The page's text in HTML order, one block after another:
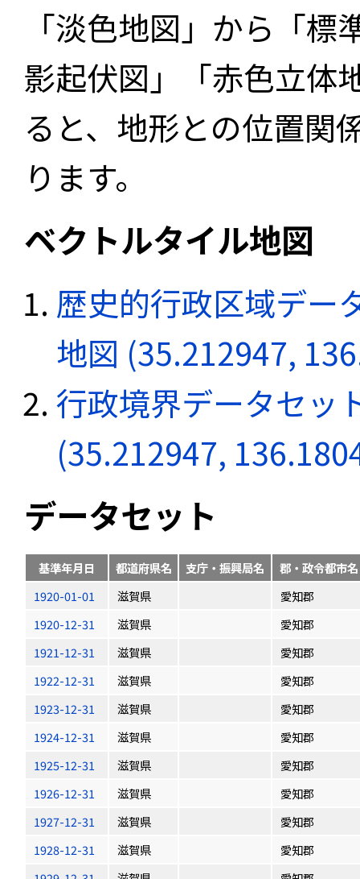
「淡色地図」から「
影起伏図」「赤色立体
ると、地形との位置関
ります。
ベクトルタイル地図
歴史的行政区域デー
地図 (35.212947,
行政境界データセッ
(35.212947,
データセット
基準年月日 都道府県名 支庁・振興局名
郡・政令都市名
1920-01-01
滋賀県
愛知郡
1920-12-31
滋賀県
愛知郡
1921-12-31
滋賀県
愛知郡
1922-12-31
滋賀県
愛知郡
1923-12-31
滋賀県
愛知郡
1924-12-31
滋賀県
愛知郡
1925-12-31
滋賀県
愛知郡
1926-12-31
滋賀県
愛知郡
1927-12-31
滋賀県
愛知郡
1928-12-31
滋賀県
愛知郡